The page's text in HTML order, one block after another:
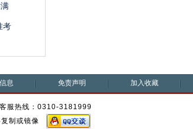
考
息 免责声明 加入收藏
服热线：0310-3181999
制或镜像